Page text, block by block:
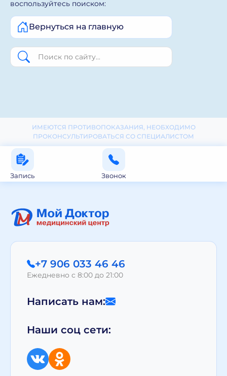
воспользуйтесь поиском:
Вернуться на главную
ИМЕЮТСЯ ПРОТИВОПОКАЗАНИЯ, НЕОБХОДИМО
ПРОКОНСУЛЬТИРОВАТЬСЯ СО СПЕЦИАЛИСТОМ
Запись Звонок
+7 906 033 46 46
Ежедневно с 8:00 до 21:00
Написать нам:
Наши соц сети: